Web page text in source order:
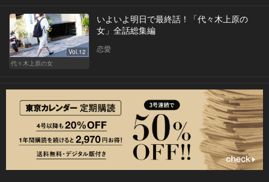
Vol.12
代々木上原の女
いよいよ明日で最終話！「代々木上原の
女」全話総集編
恋愛